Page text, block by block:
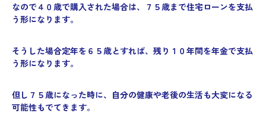
なので４０歳で購入された場合は、７５歳まで住宅ローンを支払
う形になります。
そうした場合定年を６５歳とすれば、残り１０年間を年金で支払
う形になります。
但し７５歳になった時に、自分の健康や老後の生活も大変になる
可能性もでてきます。